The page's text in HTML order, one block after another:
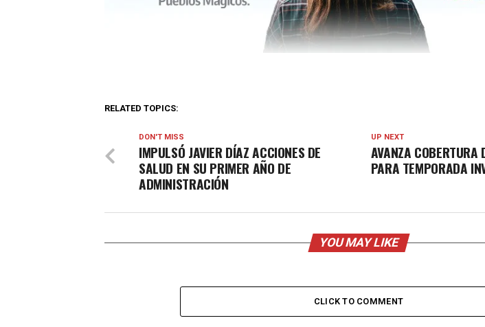
RELATED TOPICS:
UP NEXT
AVANZA COBERTURA
PARA TEMPORADA
DON'T MISS
IMPULSÓ JAVIER DÍAZ ACCIONES DE
SALUD EN SU PRIMER AÑO DE
ADMINISTRACIÓN
YOU MAY LIKE
CLICK TO COMMENT